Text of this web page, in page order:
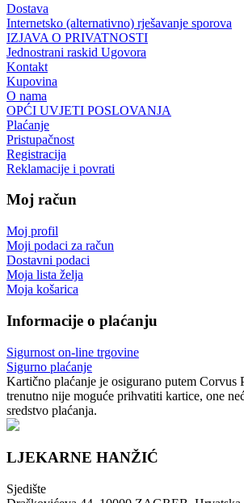
Dostava
Internetsko (alternativno) rješavanje sporova
IZJAVA O PRIVATNOSTI
Jednostrani raskid Ugovora
Kontakt
Kupovina
O nama
OPĆI UVJETI POSLOVANJA
Plaćanje
Pristupačnost
Registracija
Reklamacije i povrati
Moj račun
Moj profil
Moji podaci za račun
Dostavni podaci
Moja lista želja
Moja košarica
Informacije o plaćanju
Sigurnost on-line trgovine
Sigurno plaćanje
Kartično plaćanje je osigurano putem Corvus
trenutno nije moguće prihvatiti kartice, one
sredstvo plaćanja.
LJEKARNE HANŽIĆ
Sjedište